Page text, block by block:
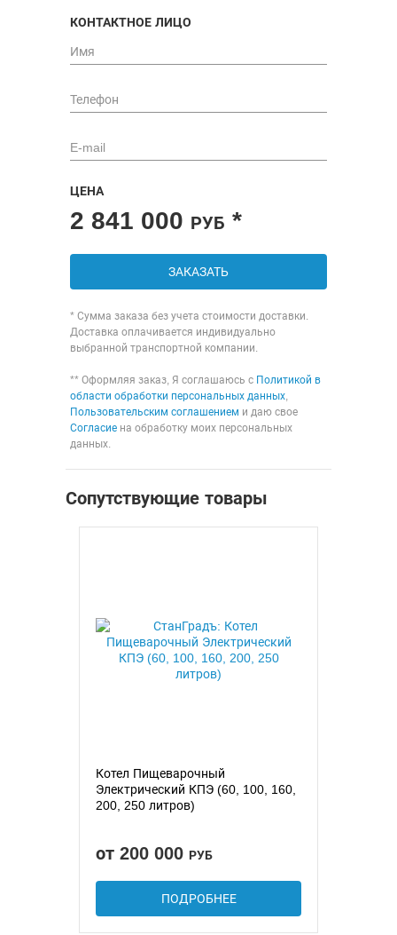
КОНТАКТНОЕ ЛИЦО
ЦЕНА
2 841 000 РУБ *
ЗАКАЗАТЬ
* Сумма заказа без учета стоимости доставки.
Доставка оплачивается индивидуально
выбранной транспортной компании.
** Оформляя заказ, Я соглашаюсь с Политикой в
области обработки персональных данных
Пользовательским соглашением и даю свое
Согласие на обработку моих персональных
данных.
Сопутствующие товары
Котел Пищеварочный
Электрический КПЭ (60, 100, 160,
200, 250 литров)
от 200 000 РУБ
ПОДРОБНЕЕ